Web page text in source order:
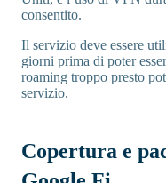
consentito.
Il servizio deve essere
giorni prima di poter
roaming troppo presto
servizio.
Copertura e